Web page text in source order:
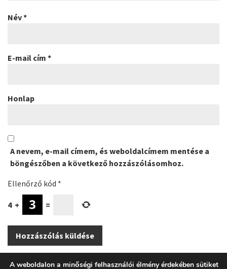
Név*
E-mail cím *
Honlap
A nevem, e-mail címem, és weboldalcímem mentése a
böngészőben a következő hozzászólásomhoz.
Ellenőrző kód *
4 + =
A weboldalon a minőségi felhasználói élmény érdekében sütiket